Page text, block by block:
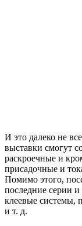
И это далеко не
выставки смогут
раскроечные и
присадочные и
Помимо этого,
последние серии
клеевые системы,
и т. д.